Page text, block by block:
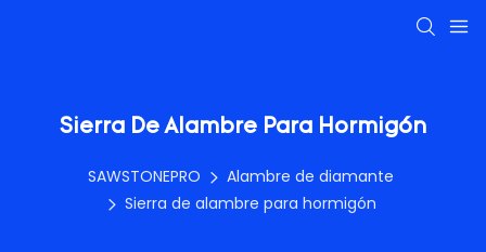
Sierra De Alambre Para Hormigón
SAWSTONEPRO
Alambre de diamante
Sierra de alambre para hormigón